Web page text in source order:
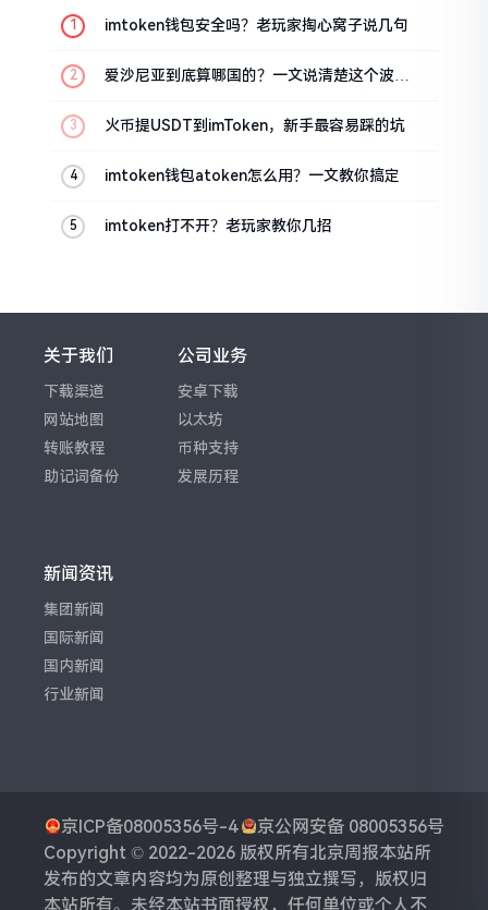
imtoken钱包安全吗？老玩家掏心窝子说几句
爱沙尼亚到底算哪国的？一文说清楚这个波罗
火币提USDT到imToken，新手最容易踩的坑
imtoken钱包atoken怎么用？一文教你搞定
imtoken打不开？老玩家教你几招
关于我们
下载渠道
网站地图
转账教程
助记词备份
公司业务
安卓下载
以太坊
币种支持
发展历程
新闻资讯
集团新闻
国际新闻
国内新闻
行业新闻
京ICP备08005356号-4
京公网安备 08005356号
Copyright © 2022-2026 版权所有北京周报本站所
发布的文章内容均为原创整理与独立撰写，版权归
本站所有。未经本站书面授权，任何单位或个人不